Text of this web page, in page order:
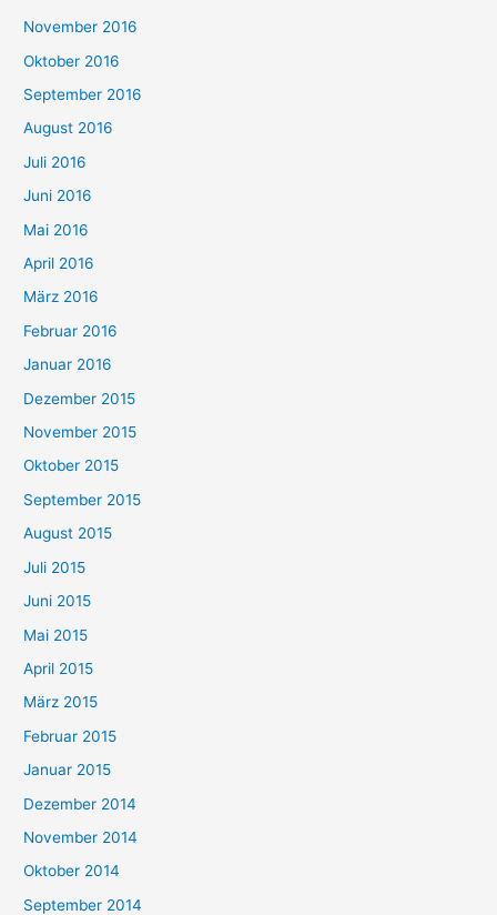
November 2016
Oktober 2016
September 2016
August 2016
Juli 2016
Juni 2016
Mai 2016
April 2016
März 2016
Februar 2016
Januar 2016
Dezember 2015
November 2015
Oktober 2015
September 2015
August 2015
Juli 2015
Juni 2015
Mai 2015
April 2015
März 2015
Februar 2015
Januar 2015
Dezember 2014
November 2014
Oktober 2014
September 2014